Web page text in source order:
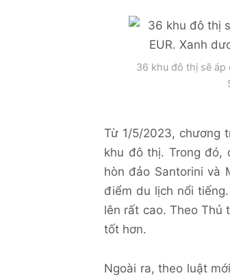
36 khu đô thị sẽ áp
Từ 1/5/2023, chương
khu đô thị. Trong đó,
hòn đảo Santorini và
điểm du lịch nổi
lên rất cao. Theo Thủ
tốt hơn.
Ngoài ra, theo luật